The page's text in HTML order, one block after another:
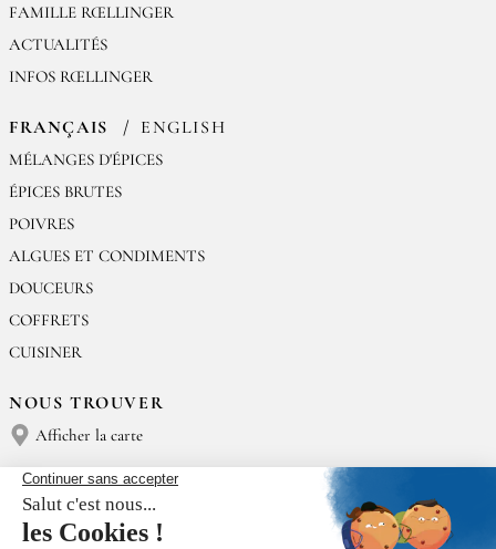
FAMILLE RŒLLINGER
ACTUALITÉS
INFOS RŒLLINGER
FRANÇAIS ENGLISH
MÉLANGES D'ÉPICES
ÉPICES BRUTES
POIVRES
ALGUES ET CONDIMENTS
DOUCEURS
COFFRETS
CUISINER
NOUS TROUVER
Afficher la carte
NOUS CONTACTER
Épices Rœllinger
Tél : (+33) 02 23 15 13 91